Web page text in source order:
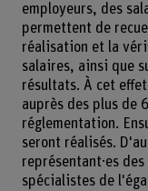
employeurs, des
permettent de
réalisation et la
salaires, ainsi que
résultats. À cet
auprès des plus de
réglementation.
seront réalisés.
représentant·es
spécialistes de